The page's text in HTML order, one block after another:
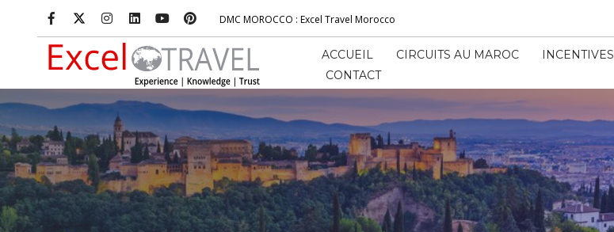
DMC MOROCCO : Excel Travel Morocco
ACCUEIL CIRCUITS AU MAROC INCENTIVES
CONTACT